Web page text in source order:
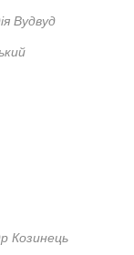
Вудвуд
Козинець